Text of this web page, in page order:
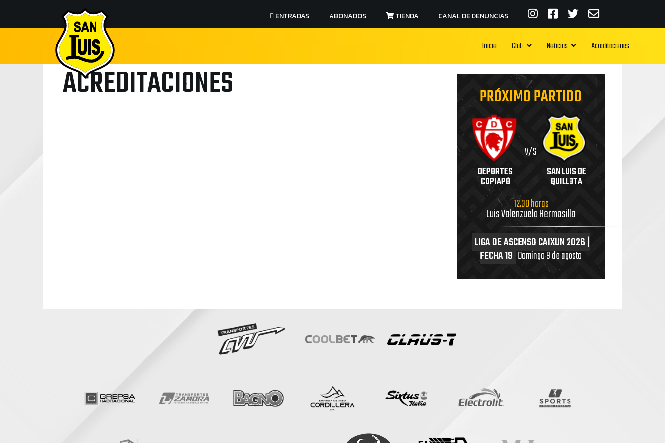
ENTRADAS ABONADOS TIENDA CANAL DE DENUNCIAS
Inicio Club Noticias Acreditaciones
ACREDITACIONES PRÓXIMO PARTIDO
DEPORTES
COPIAPÓ
V/S
SAN LUIS DE
QUILLOTA
12.30 horas
Luis Valenzuela Hermosilla
LIGA DE ASCENSO CAIXUN 2026 |
FECHA 19 Domingo 9 de agosto